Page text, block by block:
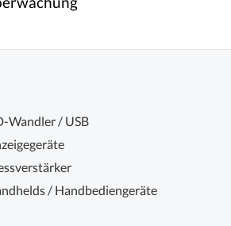
Wandler / USB
/ Handbediengeräte